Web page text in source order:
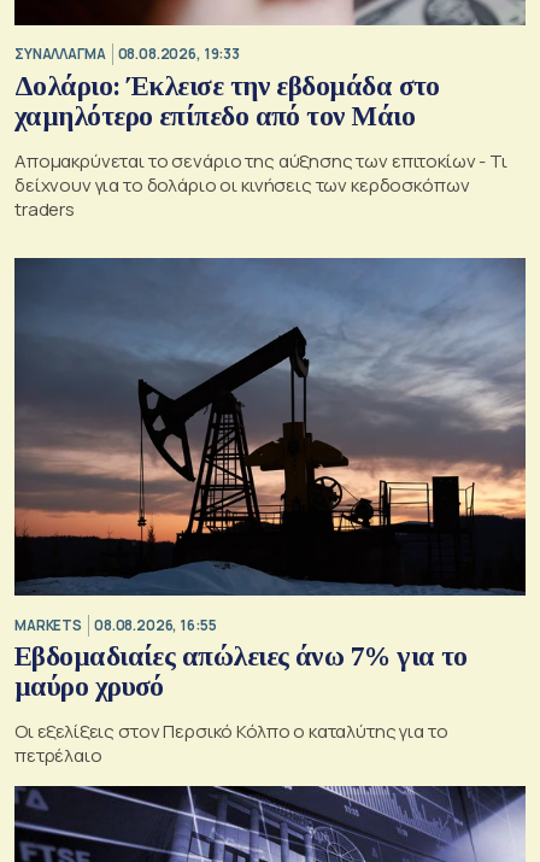
ΣΥΝΑΛΛΑΓΜΑ 08.08.2026, 19:33
Δολάριο: Έκλεισε την εβδομάδα στο
χαμηλότερο επίπεδο από τον Μάιο
Απομακρύνεται το σενάριο της αύξησης των επιτοκίων - Τι
δείχνουν για το δολάριο οι κινήσεις των κερδοσκόπων
traders
MARKETS 08.08.2026, 16:55
Εβδομαδιαίες απώλειες άνω 7% για το
μαύρο χρυσό
Οι εξελίξεις στον Περσικό Κόλπο ο καταλύτης για το
πετρέλαιο